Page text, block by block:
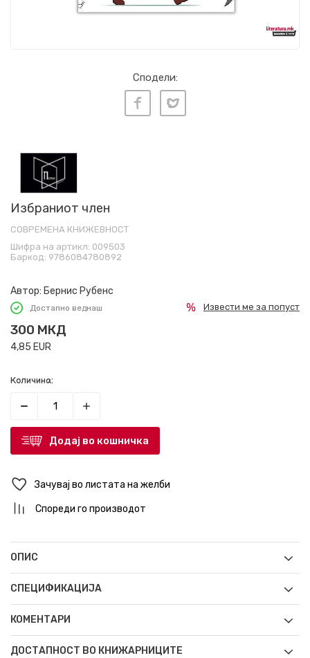
Сподели:
Избраниот член
СОВРЕМЕНА КНИЖЕВНОСТ
Шифра на артикл: 009503
Баркод: 9786084780892
Автор: Бернис Рубенс
Достапно веднаш
300 МКД
4,85 EUR
Извести ме за попуст
Количина:
Додај во кошничка
Зачувај во листата на желби
Спореди го производот
ОПИС
СПЕЦИФИКАЦИЈА
КОМЕНТАРИ
ДОСТАПНОСТ ВО КНИЖАРНИЦИТЕ